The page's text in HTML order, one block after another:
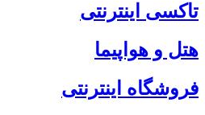
تاکسی اینترنتی
هتل و هواپیما
فروشگاه اینترنتی